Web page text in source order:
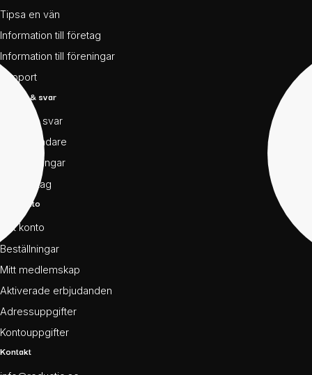
Tipsa en vän
Information till företag
Information till föreningar
Support
Frågor & svar
Frågor & svar
För användare
För föreningar
För företag
Mitt konto
Mitt konto
Beställningar
Mitt medlemskap
Aktiverade erbjudanden
Adressuppgifter
Kontouppgifter
Kontakt